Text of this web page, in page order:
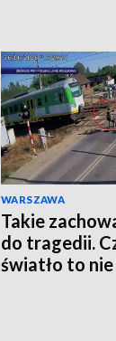
WARSZAWA
Takie
do tragedii.
światło to